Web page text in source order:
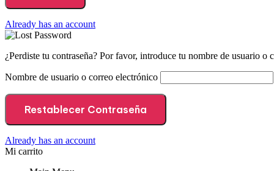
Already has an account
¿Perdiste tu contraseña? Por favor, introduce tu nombre de usuario
Nombre de usuario o correo electrónico
Restablecer Contraseña
Already has an account
Mi carrito